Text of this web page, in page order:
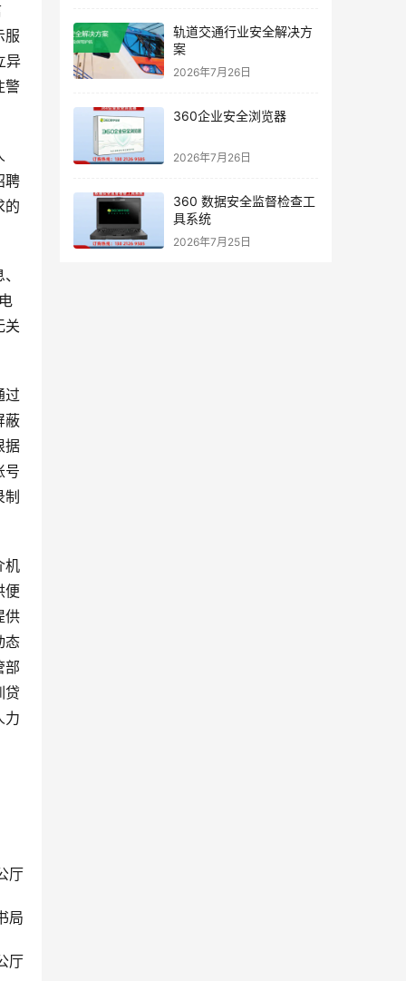
服
异
警
聘
的
关
过
蔽
据
号
机
便
供
态
部
贷
力
厅
局
厅
轨道交通行业安全解决方
案
2026年7月26日
360企业安全浏览器
2026年7月26日
360 数据安全监督检查工
具系统
2026年7月25日